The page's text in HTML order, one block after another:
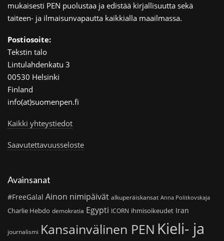
mukaisesti PEN puolustaa ja edistää kirjallisuutta sekä
taiteen- ja ilmaisunvapautta kaikkialla maailmassa.
Postiosoite:
Tekstin talo
Lintulahdenkatu 3
00530 Helsinki
Finland
info(at)suomenpen.fi
Kaikki yhteystiedot
Saavutettavuusseloste
Avainsanat
#FreeGalal Ainon nimipäivät alkuperäiskansat Anna Politkovskaja
Charlie Hebdo demokratia Egypti ICORN ihmisoikeudet Iran
journalismi Kansainvälinen PEN Kieli- ja